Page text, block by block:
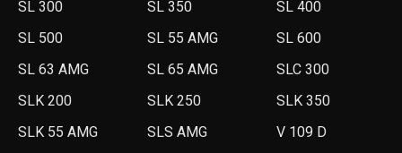
SL 300
SL 350
SL 400
SL 500
SL 55 AMG
SL 600
SL 63 AMG
SL 65 AMG
SLC 300
SLK 200
SLK 250
SLK 350
SLK 55 AMG
SLS AMG
V 109 D